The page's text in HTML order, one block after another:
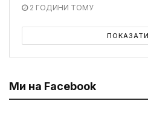
2 ГОДИНИ ТОМУ
Ми на Facebook